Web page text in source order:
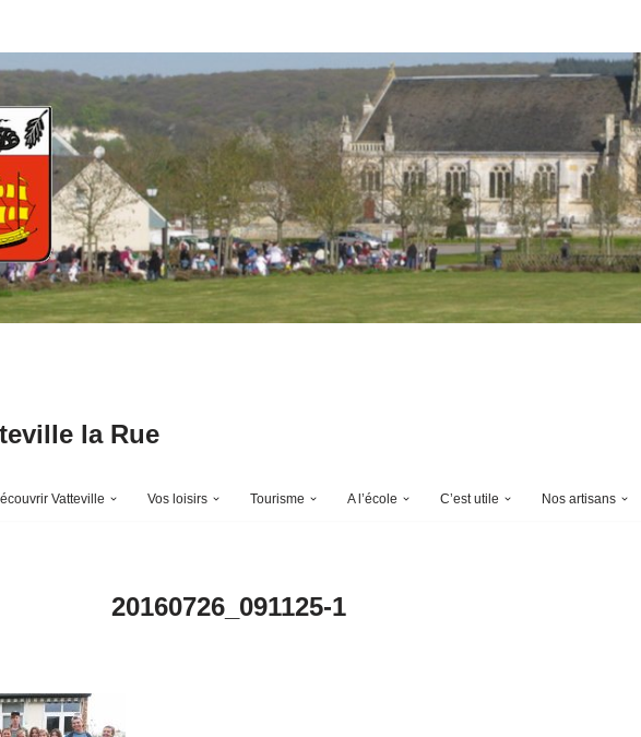
la Rue
Vatteville Vos loisirs Tourisme A l’école C’est utile Nos artisans
20160726_091125-1